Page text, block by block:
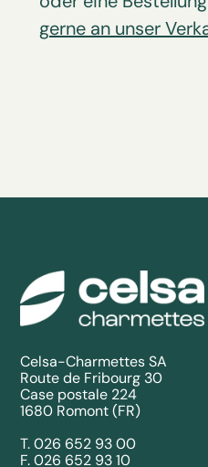
gerne an unser
Celsa-Charmettes SA
Route de Fribourg 30
Case postale 224
1680 Romont (FR)
T. 026 652 93 00
F. 026 652 93 10